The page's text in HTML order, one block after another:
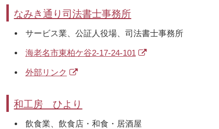
なみき通り司法書士事務所
サービス業、公証人役場、司法書士事務所
海老名市東柏ケ谷2-17-24-101
外部リンク
和工房 ひより
飲食業、飲食店・和食・居酒屋